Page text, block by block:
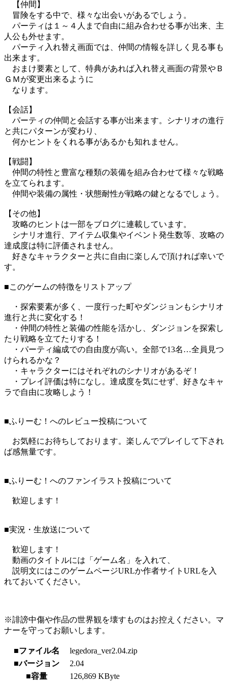
【仲間】
冒険をする中で、様々な出会いがあるでしょう。
パーティは１～４人まで自由に組み合わせる事が出来、主
人公も外せます。
パーティ入れ替え画面では、仲間の情報を詳しく見る事も
出来ます。
おまけ要素として、特典があれば入れ替え画面の背景やＢ
ＧＭが変更出来るように
なります。
【会話】
パーティの仲間と会話する事が出来ます。シナリオの進行
と共にパターンが変わり、
何かヒントをくれる事があるかも知れません。
【戦闘】
仲間の特性と豊富な種類の装備を組み合わせて様々な戦略
を立てられます。
仲間や装備の属性・状態耐性が戦略の鍵となるでしょう。
【その他】
攻略のヒントは一部をブログに連載しています。
シナリオ進行、アイテム収集やイベント発生数等、攻略の
達成度は特に評価されません。
好きなキャラクターと共に自由に楽しんで頂ければ幸いで
す。
■このゲームの特徴をリストアップ
・探索要素が多く、一度行った町やダンジョンもシナリオ
進行と共に変化する！
・仲間の特性と装備の性能を活かし、ダンジョンを探索し
たり戦略を立てたりする！
・パーティ編成での自由度が高い。全部で13名…全員見つ
けられるかな？
・キャラクターにはそれぞれのシナリオがあるぞ！
・プレイ評価は特になし。達成度を気にせず、好きなキャ
ラで自由に攻略しよう！
■ふりーむ！へのレビュー投稿について
お気軽にお待ちしております。楽しんでプレイして下され
ば感無量です。
■ふりーむ！へのファンイラスト投稿について
歓迎します！
■実況・生放送について
歓迎します！
動画のタイトルには「ゲーム名」を入れて、
説明文にはこのゲームページURLか作者サイトURLを入
れておいてください。
※誹謗中傷や作品の世界観を壊すものはお控えください。マ
ナーを守ってお願いします。
■ファイル名
legedora_ver2.04.zip
■バージョン
2.04
■容量
126,869 KByte